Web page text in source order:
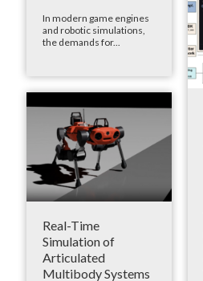
In modern game engines
and robotic simulations,
the demands for...
Real-Time
Simulation of
Articulated
Multibody Systems